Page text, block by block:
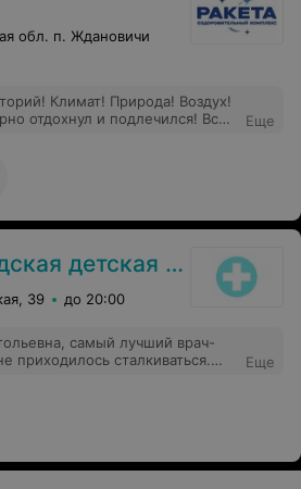
обл. п. Ждановичи
Климат! Природа! Воздух!
отдохнул и подлечился! Всем
Еще
поликлиника
39 до 20:00
лучший врач-
приходилось сталкиваться.
Да, у неё были очереди на
но лишь потому что она всегда
осматривала детей. При
анализ, а не так - вы лечитесь
не оставляет детей
Еще